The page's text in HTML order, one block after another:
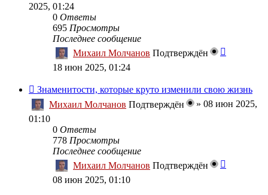
2025, 01:24
0 Ответы
695 Просмотры
Последнее сообщение
Михаил Молчанов Подтверждён
18 июн 2025, 01:24
Знаменитости, которые круто изменили свою жизнь
Михаил Молчанов Подтверждён » 08 июн 2025,
01:10
0 Ответы
778 Просмотры
Последнее сообщение
Михаил Молчанов Подтверждён
08 июн 2025, 01:10